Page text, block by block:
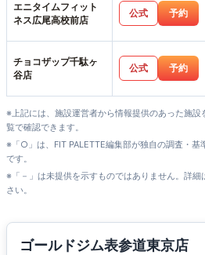
エニタイムフィット
ネス広尾高校前店
公式 予約
チョコザップ千駄ヶ
谷店
公式 予約
※上記には、施設運営者から情報提供のあった施
覧で確認できます。
※「○」は、FIT PALETTE編集部が独自の調査・基
です。
※「－」は未提供を示すものではありません。詳
さい。
ゴールドジム表参道東京店